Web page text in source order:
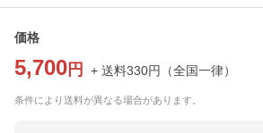
価格
5,700 円 + 送料330円 （全国一律）
条件により送料が異なる場合があります。